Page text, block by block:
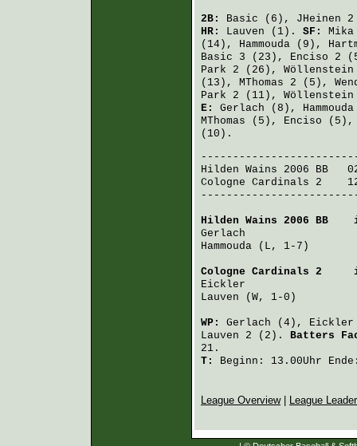
2B: Basic (6), JHeinen
HR: Lauven (1). SF: Mika
(14), Hammouda (9),
Basic 3 (23), Enciso 2
Park 2 (26), Wöllenstein
(13), MThomas 2 (5),
Park 2 (11), Wöllenstein
E: Gerlach (8), Hammouda
MThomas (5), Enciso
(10).
Hilden Wains 2006 BB
Cologne Cardinals 2
Hilden Wains 2006 BB
Gerlach
Hammouda (L, 1-7)
Cologne Cardinals 2
Eickler
Lauven (W, 1-0)
WP: Gerlach (4), Eickler
Lauven 2 (2). Batters
21.
T:
Beginn: 13.00Uhr
League Overview| League